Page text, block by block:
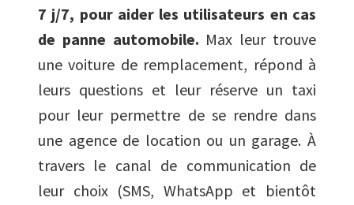
7 j/7, pour aider les utilisateurs en cas
de panne automobile. Max leur trouve
une voiture de remplacement, répond à
leurs questions et leur réserve un taxi
pour leur permettre de se rendre dans
une agence de location ou un garage. À
travers le canal de communication de
leur choix (SMS, WhatsApp et bientôt